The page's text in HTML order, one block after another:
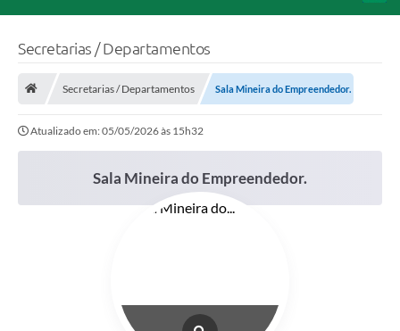
Portal da Transparência
Secretarias / Departamentos
Secretarias / Departamentos Sala Mineira do Empreendedor.
Atualizado em: 05/05/2026 às 15h32
Sala Mineira do Empreendedor.